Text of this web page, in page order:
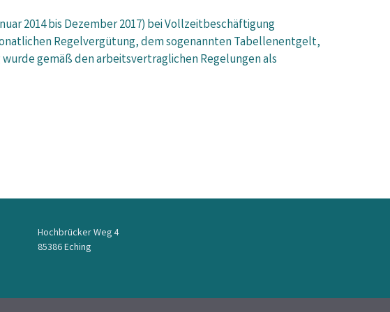
2014 bis Dezember 2017) bei Vollzeitbeschäftigung
Regelvergütung, dem sogenannten Tabellenentgelt,
gemäß den arbeitsvertraglichen Regelungen als
Hochbrücker Weg 4
85386 Eching